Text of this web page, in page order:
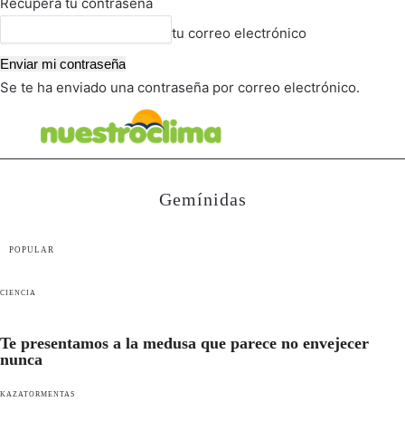
tu correo electrónico
Se te ha enviado una contraseña por correo electrónico.
Gemínidas
POPULAR
CIENCIA
Te presentamos a la medusa que parece no envejecer
nunca
KAZATORMENTAS